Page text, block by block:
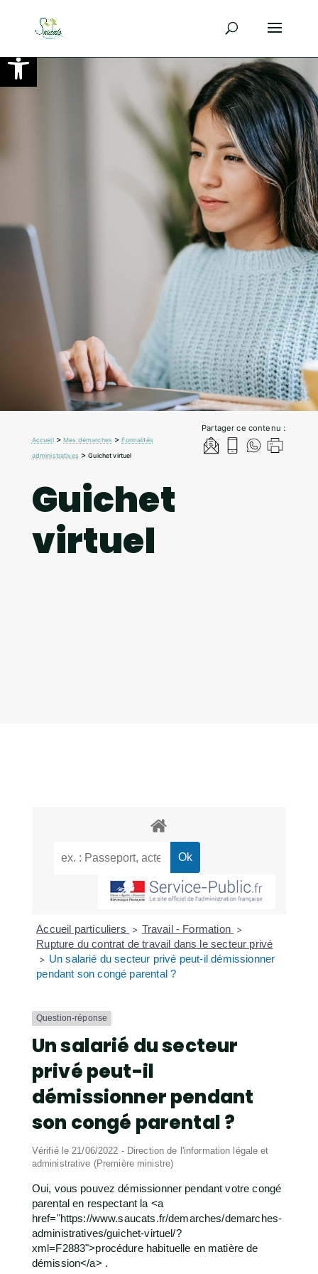
Ouvrir la barre d’outils
Partager ce contenu :
Accueil>Mes démarches >Formalités
administratives>Guichet virtuel
Guichet
virtuel
Accueil particuliers > Travail - Formation >
Rupture du contrat de travail dans le secteur privé
> Un salarié du secteur privé peut-il démissionner
pendant son congé parental ?
Question-réponse
Un salarié du secteur
privé peut-il
démissionner pendant
son congé parental ?
Vérifié le 21/06/2022 - Direction de l'information légale et
administrative (Première ministre)
Oui, vous pouvez démissionner pendant votre congé
parental en respectant la <a
href="https://www.saucats.fr/demarches/demarches-
administratives/guichet-virtuel/?
xml=F2883">procédure habituelle en matière de
démission</a> .